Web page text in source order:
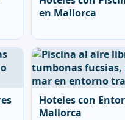
en Mallorca
Hoteles con
Mallorca